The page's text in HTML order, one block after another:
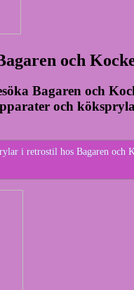
och
Bagaren och
och
i retrostil hos Bagaren och